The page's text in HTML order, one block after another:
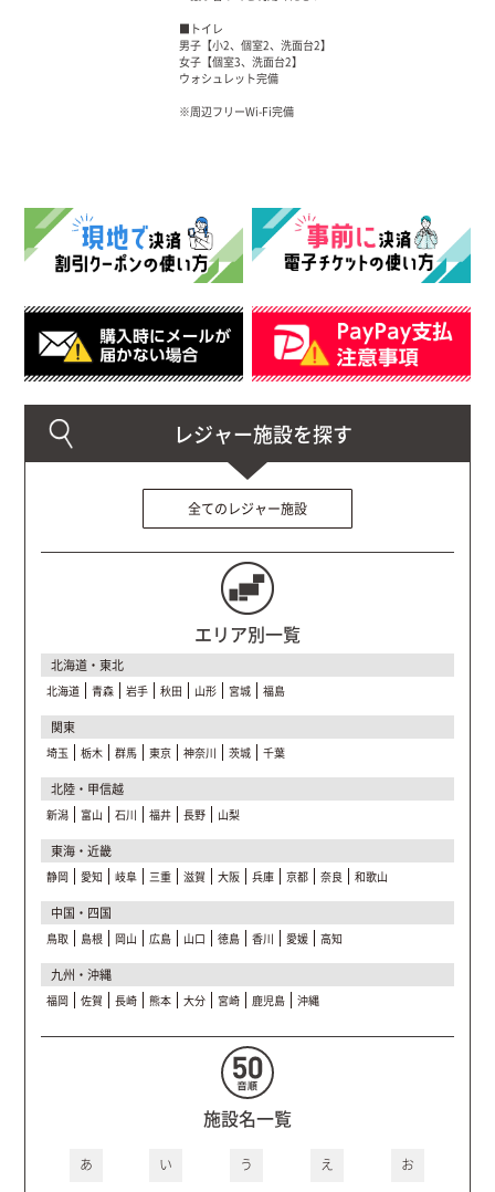
■トイレ
男子【小2、個室2、洗面台2】
女子【個室3、洗面台2】
ウォシュレット完備
※周辺フリーWi-Fi完備
全てのレジャー施設
エリア別一覧
北海道・東北
北海道 青森 岩手 秋田 山形 宮城 福島
関東
埼玉 栃木 群馬 東京 神奈川 茨城 千葉
北陸・甲信越
新潟 富山 石川 福井 長野 山梨
東海・近畿
静岡 愛知 岐阜 三重 滋賀 大阪 兵庫 京都 奈良 和歌山
中国・四国
鳥取 島根 岡山 広島 山口 徳島 香川 愛媛 高知
九州・沖縄
福岡 佐賀 長崎 熊本 大分 宮崎 鹿児島 沖縄
施設名一覧
あ い う え お